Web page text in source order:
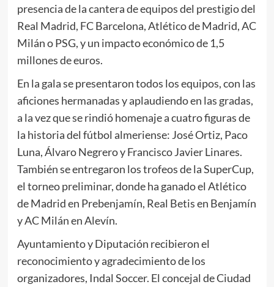
presencia de la cantera de equipos del prestigio del
Real Madrid, FC Barcelona, Atlético de Madrid, AC
Milán o PSG, y un impacto económico de 1,5
millones de euros.
En la gala se presentaron todos los equipos, con las
aficiones hermanadas y aplaudiendo en las gradas,
a la vez que se rindió homenaje a cuatro figuras de
la historia del fútbol almeriense: José Ortiz, Paco
Luna, Álvaro Negrero y Francisco Javier Linares.
También se entregaron los trofeos de la SuperCup,
el torneo preliminar, donde ha ganado el Atlético
de Madrid en Prebenjamín, Real Betis en Benjamín
y AC Milán en Alevín.
Ayuntamiento y Diputación recibieron el
reconocimiento y agradecimiento de los
organizadores, Indal Soccer. El concejal de Ciudad